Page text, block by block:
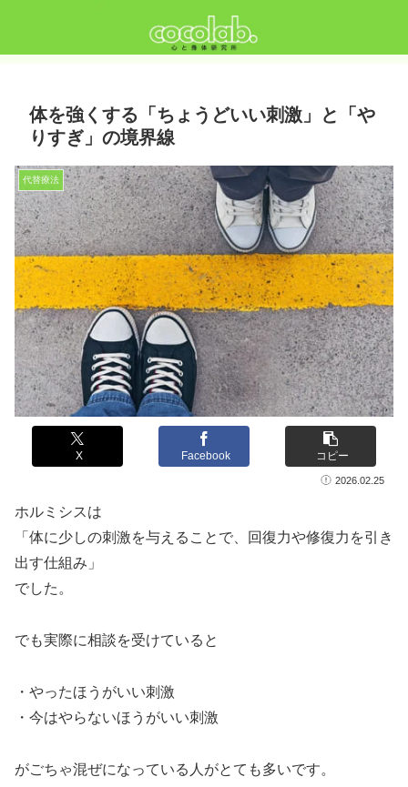
体を強くする「ちょうどいい刺激」と「や
りすぎ」の境界線
代替療法
X Facebook コピー
2026.02.25
ホルミシスは
「体に少しの刺激を与えることで、回復力や修復力を引き
出す仕組み」
でした。
でも実際に相談を受けていると
・やったほうがいい刺激
・今はやらないほうがいい刺激
がごちゃ混ぜになっている人がとても多いです。